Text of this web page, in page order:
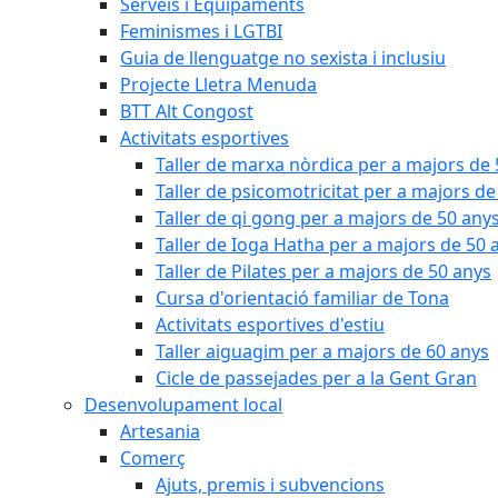
Feminismes i LGTBI
Guia de llenguatge no sexista i inclusiu
Projecte Lletra Menuda
BTT Alt Congost
Activitats esportives
Taller de marxa nòrdica per a majors de
Taller de psicomotricitat per a majors de
Taller de qi gong per a majors de 50
Taller de Ioga Hatha per a majors de 50
Taller de Pilates per a majors de 50 anys
Cursa d'orientació familiar de Tona
Activitats esportives d'estiu
Taller aiguagim per a majors de 60 anys
Cicle de passejades per a la Gent Gran
Desenvolupament local
Artesania
Comerç
Ajuts, premis i subvencions